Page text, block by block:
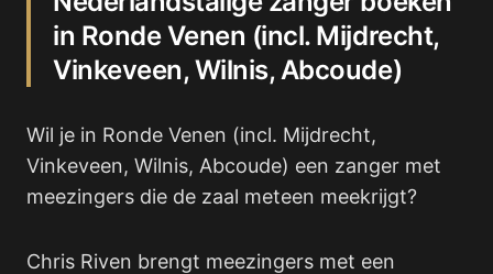
in Ronde Venen (incl. Mijdrecht,
Vinkeveen, Wilnis, Abcoude)
Wil je in Ronde Venen (incl. Mijdrecht,
Vinkeveen, Wilnis, Abcoude) een zanger met
meezingers die de zaal meteen meekrijgt?
Chris Riven brengt meezingers met een